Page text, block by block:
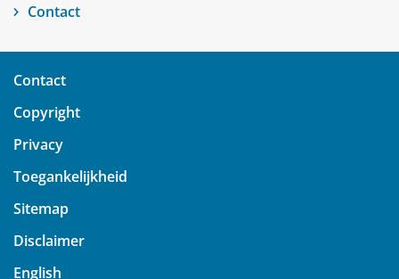
Contact
Contact
Copyright
Privacy
Toegankelijkheid
Sitemap
Disclaimer
English